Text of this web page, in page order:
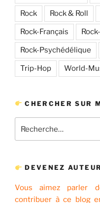
Rock Rock & Roll
Rock-Français
Rock-Psychédélique
Trip-Hop World-
CHERCHER SUR
pour
DEVENEZ
Vous aimez parler
contribuer à ce blog